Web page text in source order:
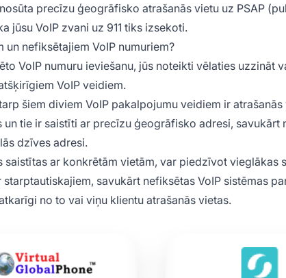
precīzu ģeogrāfisko atrašanās vietu uz PSAP
jūsu VoIP zvani uz 911 tiks izsekoti.
nefiksētajiem VoIP numuriem?
VoIP numuru ieviešanu, jūs noteikti vēlaties uzzināt
VoIP veidiem.
šiem diviem VoIP pakalpojumu veidiem ir atrašanās
un tie ir saistīti ar precīzu ģeogrāfisko adresi, savukārt
dzīves adresi.
saistītas ar konkrētām vietām, var piedzīvot vieglākas
savukārt nefiksētas VoIP sistēmas
no to vai viņu klientu atrašanās vietas.